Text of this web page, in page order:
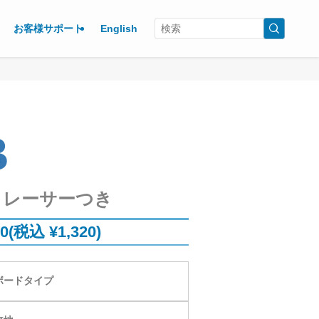
お客様サポート English
ーサーつき
税込 ¥1,320)
ードタイプ